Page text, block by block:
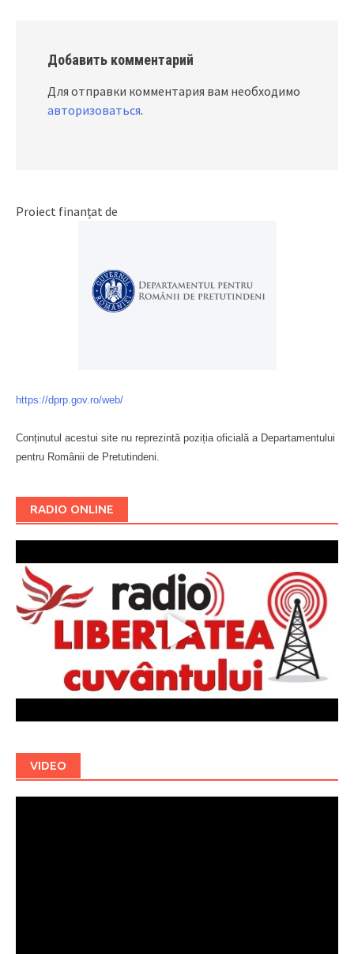
Добавить комментарий
Для отправки комментария вам необходимо
авторизоваться.
Proiect finanțat de
https://dprp.gov.ro/web/
Conținutul acestui site nu reprezintă poziția oficială a Departamentului
pentru Românii de Pretutindeni.
RADIO ONLINE
VIDEO